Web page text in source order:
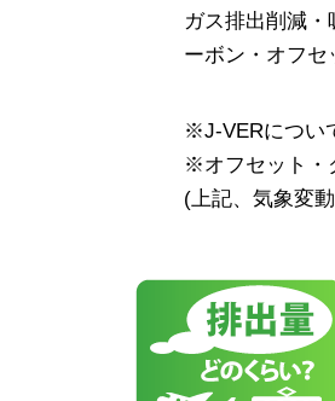
ガス排出削減
ーボン・オフセ
※J-VERについ
※オフセット・
(上記、気象変